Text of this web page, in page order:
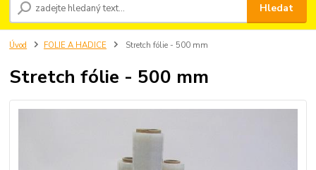
Hledat
Úvod FOLIE A HADICE Stretch fólie - 500 mm
Stretch fólie - 500 mm